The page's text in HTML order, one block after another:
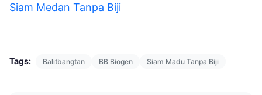
Siam Medan Tanpa Biji
Tags: Balitbangtan BB Biogen Siam Madu Tanpa Biji